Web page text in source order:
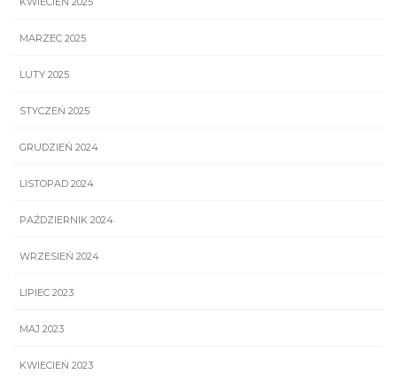
MARZEC 2025
LUTY 2025
STYCZEŃ 2025
GRUDZIEŃ 2024
LISTOPAD 2024
PAŹDZIERNIK 2024
WRZESIEŃ 2024
LIPIEC 2023
MAJ 2023
KWIECIEŃ 2023